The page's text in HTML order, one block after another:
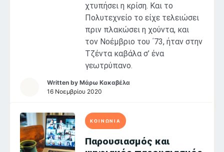
χτυπήσει η κρίση. Και το
Πολυτεχνείο το είχε τελειώσει
πριν πλακώσει η χούντα, και
τον Νοέμβριο του ΄73, ήταν στην
Τζέντα καβάλα σ’ ένα
γεωτρύπανο.
Written by Μάρω Κακαβέλα
16 Νοεμβρίου 2020
ΚΟΙΝΩΝΙΑ
Παρουσιασμός και